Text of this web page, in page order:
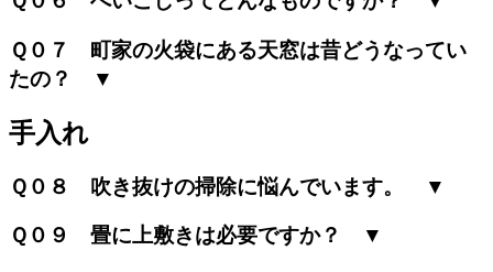
Ｑ０７ 町家の火袋にある天窓は昔どうなってい
たの？ ▼
手入れ
Ｑ０８ 吹き抜けの掃除に悩んでいます。 ▼
Ｑ０９ 畳に上敷きは必要ですか？ ▼